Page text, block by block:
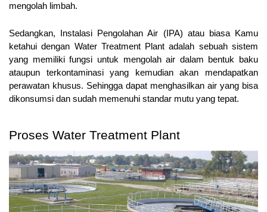
mengolah limbah.
Sedangkan, Instalasi Pengolahan Air (IPA) atau biasa Kamu
ketahui dengan Water Treatment Plant adalah sebuah sistem
yang memiliki fungsi untuk mengolah air dalam bentuk baku
ataupun terkontaminasi yang kemudian akan mendapatkan
perawatan khusus. Sehingga dapat menghasilkan air yang bisa
dikonsumsi dan sudah memenuhi standar mutu yang tepat.
Proses Water Treatment Plant